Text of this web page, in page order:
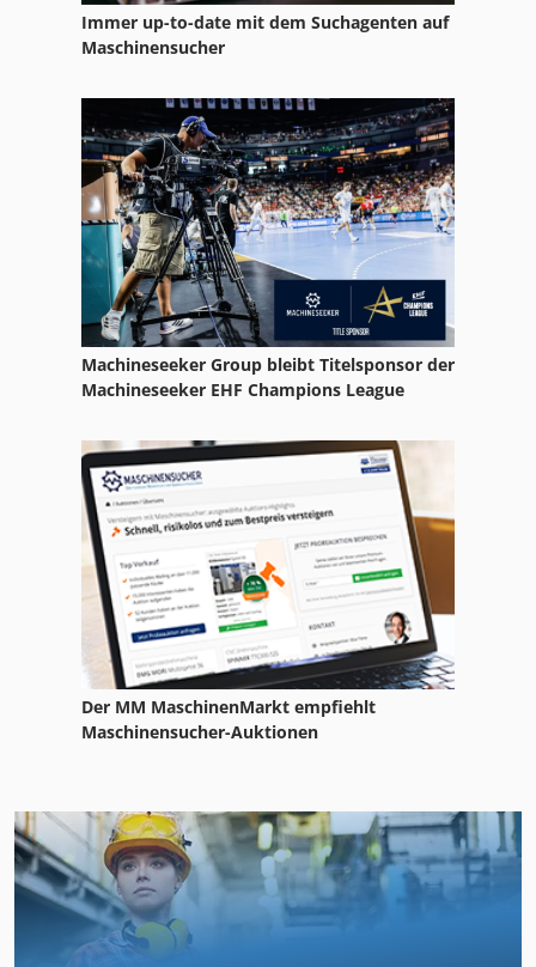
Immer up-to-date mit dem Suchagenten auf
Maschinensucher
Machineseeker Group bleibt Titelsponsor der
Machineseeker EHF Champions League
Der MM MaschinenMarkt empfiehlt
Maschinensucher-Auktionen